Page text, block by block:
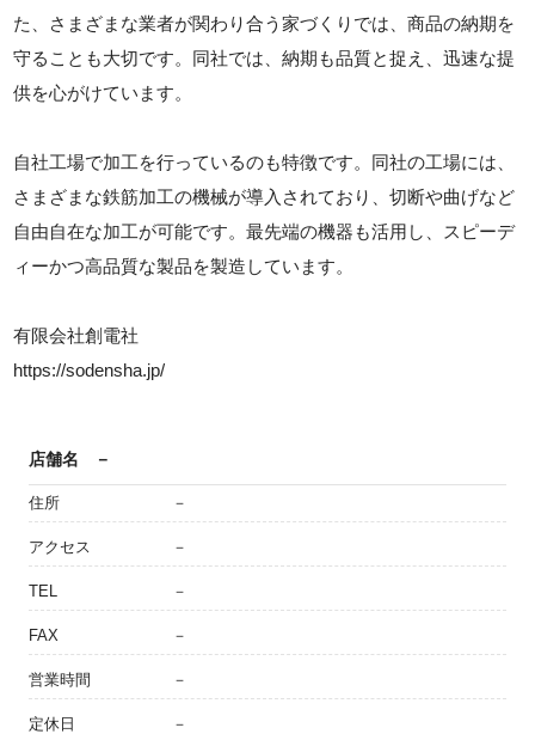
た、さまざまな業者が関わり合う家づくりでは、商品の納期を
守ることも大切です。同社では、納期も品質と捉え、迅速な提
供を心がけています。
自社工場で加工を行っているのも特徴です。同社の工場には、
さまざまな鉄筋加工の機械が導入されており、切断や曲げなど
自由自在な加工が可能です。最先端の機器も活用し、スピーデ
ィーかつ高品質な製品を製造しています。
有限会社創電社
https://sodensha.jp/
店舗名 －
住所 －
アクセス －
TEL －
FAX －
営業時間 －
定休日 －